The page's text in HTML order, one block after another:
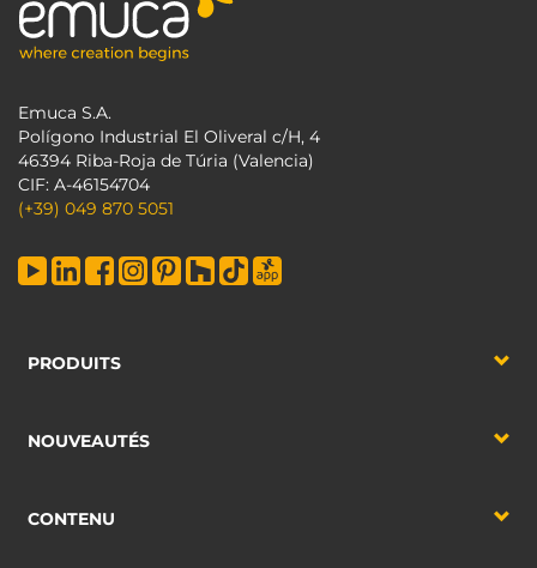
Emuca S.A.
Polígono Industrial El Oliveral c/H, 4
46394 Riba-Roja de Túria (Valencia)
CIF: A-46154704
(+39) 049 870 5051
PRODUITS
NOUVEAUTÉS
CONTENU